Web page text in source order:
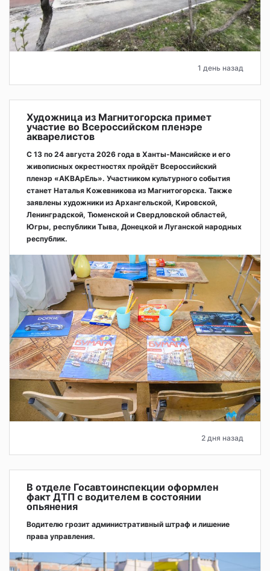
1 день назад
Художница из Магнитогорска примет
участие во Всероссийском пленэре
акварелистов
С 13 по 24 августа 2026 года в Ханты-Мансийске и его
живописных окрестностях пройдёт Всероссийский
пленэр «АКВАрЕль». Участником культурного события
станет Наталья Кожевникова из Магнитогорска. Также
заявлены художники из Архангельской, Кировской,
Ленинградской, Тюменской и Свердловской областей,
Югры, республики Тыва, Донецкой и Луганской народных
республик.
2 дня назад
В отделе Госавтоинспекции оформлен
факт ДТП с водителем в состоянии
опьянения
Водителю грозит административный штраф и лишение
права управления.